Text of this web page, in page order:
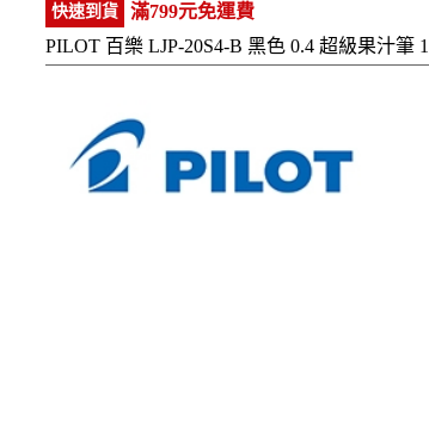
快速到貨
滿799元免運費
PILOT 百樂 LJP-20S4-B 黑色 0.4 超級果汁筆